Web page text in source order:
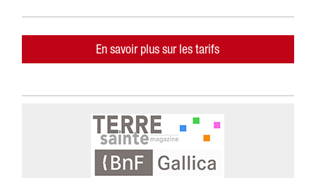
En savoir plus sur les tarifs